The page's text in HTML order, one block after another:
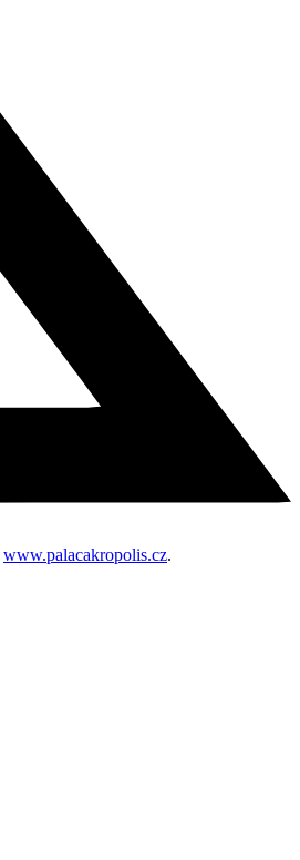
www.palacakropolis.cz.